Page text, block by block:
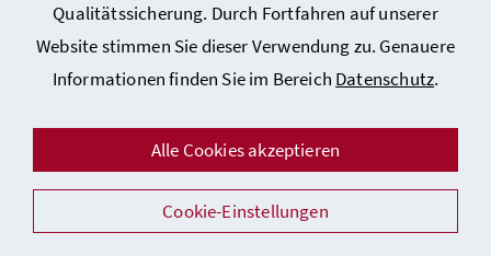
Qualitätssicherung. Durch Fortfahren auf unserer
Website stimmen Sie dieser Verwendung zu. Genauere
Informationen finden Sie im Bereich Datenschutz.
Alle Cookies akzeptieren
Cookie-Einstellungen
Impressum
Auszeichnungen